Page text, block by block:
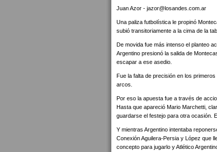
Juan Azor - jazor@losandes.com.ar
Una paliza futbolística le propinó
subió transitoriamente a la cima de la
De movida fue más intenso el planteo
Argentino presionó la salida de
escapar a ese asedio.
Fue la falta de precisión en los
arcos.
Por eso la apuesta fue a través de
Hasta que apareció Mario Marchetti,
guardarse el festejo para otra ocasión.
Y mientras Argentino intentaba
Conexión Aguilera-Persia y López que
concepto para jugarlo y Atlético